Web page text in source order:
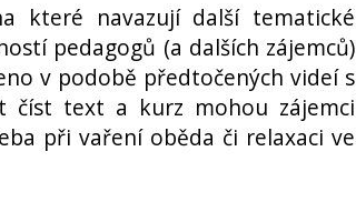
které navazují další tematické
pedagogů (a dalších zájemců)
v podobě předtočených videí s
číst text a kurz mohou zájemci
při vaření oběda či relaxaci ve